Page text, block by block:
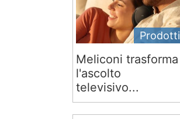
Prodotti
Meliconi trasforma
l'ascolto
televisivo...